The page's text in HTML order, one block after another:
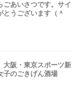
ごあいさつです。サイ
とうございます（＾
大阪・東京スポーツ新
子のごきげん酒場